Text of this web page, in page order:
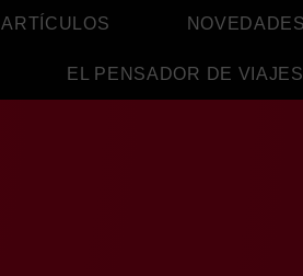
ARTÍCULOS
EL PENSADOR DE VIAJES